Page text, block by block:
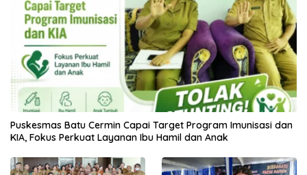
Puskesmas Batu Cermin Capai Target Program Imunisasi dan
KIA, Fokus Perkuat Layanan Ibu Hamil dan Anak